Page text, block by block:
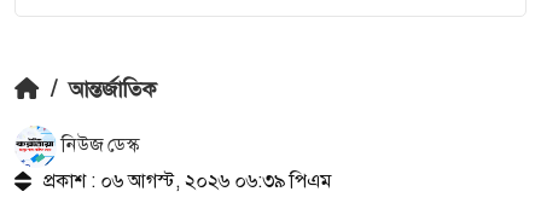
/ আন্তর্জাতিক
নিউজ ডেস্ক
প্রকাশ : ০৬ আগস্ট, ২০২৬ ০৬:৩৯ পিএম